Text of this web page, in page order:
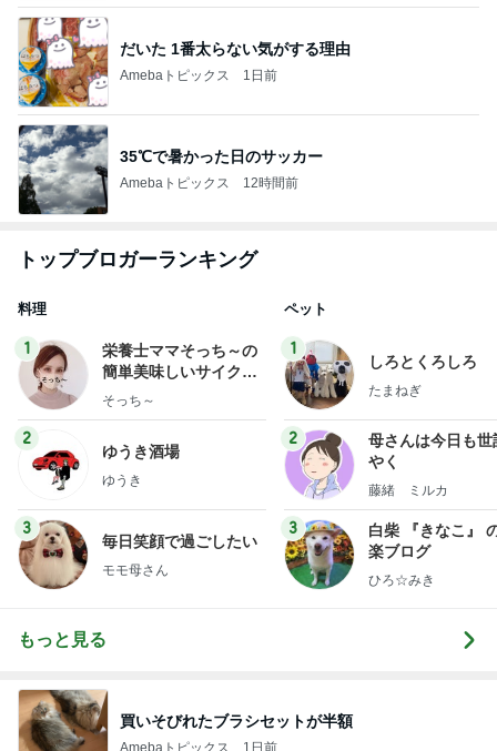
だいた 1番太らない気がする理由
Amebaトピックス 1日前
35℃で暑かった日のサッカー
Amebaトピックス 12時間前
トップブロガーランキング
料理
1
栄養士ママそっち～の
簡単美味しいサイクル
献立
そっち～
2
ゆうき酒場
ゆうき
3
毎日笑顔で過ごしたい
モモ母さん
ペット
1
しろとくろしろ
たまねぎ
2
母さんは今日も世
やく
藤緒 ミルカ
3
白柴 『きなこ』
楽ブログ
ひろ☆みき
もっと見る
買いそびれたブラシセットが半額
Amebaトピックス 1日前